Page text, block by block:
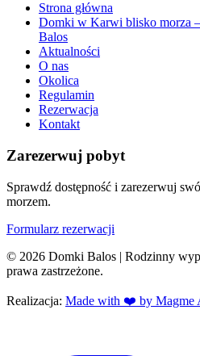
Strona główna
Domki w Karwi blisko morza
Balos
Aktualności
O nas
Okolica
Regulamin
Rezerwacja
Kontakt
Zarezerwuj pobyt
Sprawdź dostępność i zarezerwuj
morzem.
Formularz rezerwacji
© 2026 Domki Balos | Rodzinny
prawa zastrzeżone.
Realizacja: Made with ❤️ by Magme